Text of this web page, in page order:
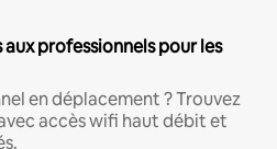
professionnels pour les
en déplacement ? Trouvez
accès wifi haut débit et